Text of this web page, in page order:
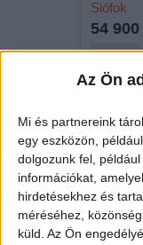
Az Ön
Mi és partnereink
egy eszközön,
dolgozunk fel,
információkat,
hirdetésekhez és
méréséhez,
küld. Az Ön
Siófok
54
2
Fix 3%